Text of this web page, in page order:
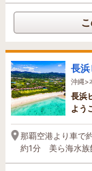
長浜
沖縄>
長浜
よう
那覇空港より車で
約1分 美ら海水族